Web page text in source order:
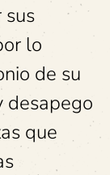
sus
lo
de su
desapego
que